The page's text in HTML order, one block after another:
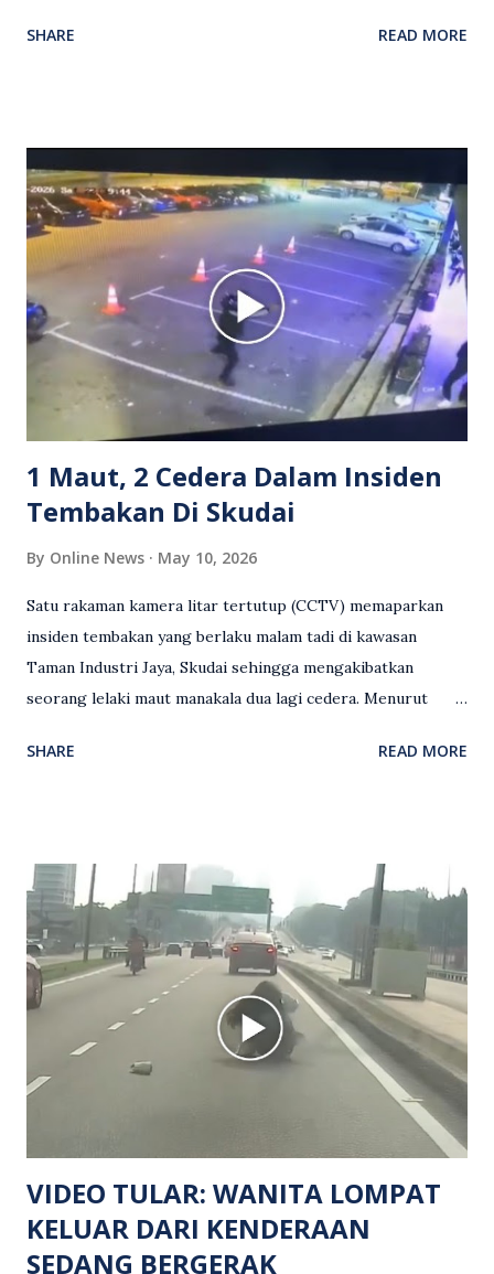
antara seorang lelaki warga asing dengan pemandu Grab
Grab bertindak mempertahankan wanita terbabit sebelum
berlaku pertikaman lidah antara kedua-dua pihak. Video
berkenaan kini tular di media sosial dan mendapat pelbagai
reaksi orang ramai. Antara komen orang awam yang tular di
media sosial mengenai insiden tersebut ialah ramai yang
meluahkan rasa marah terhadap tindakan lelaki berkenaan
serta memuji pemandu Grab kerana campur tangan.
Sebahagian netizen turut meminta pihak berkuasa
mengambil tindakan tegas, manakala ada yang bersimpati
terhadap wanita dipercayai menjadi mangs...
SHARE READ MORE
1 Maut, 2 Cedera Dalam Insiden
Tembakan Di Skudai
By Online News May 10, 2026
Satu rakaman kamera litar tertutup (CCTV) memaparkan
insiden tembakan yang berlaku malam tadi di kawasan
Taman Industri Jaya, Skudai sehingga mengakibatkan
seorang lelaki maut manakala dua lagi cedera. Menurut
kejadian berlaku sekitar jam 11 malam dan pihak polis
hiburan di kawasan berkenaan. Seorang mangsa disahkan
meninggal dunia di lokasi kejadian akibat terkena tembakan,
manakala seorang lagi mangsa mengalami kecederaan.
Turut dipercayai terdapat seorang lagi individu cedera
namun identitinya masih belum dikenal pasti selepas dibawa
keluar dari lokasi oleh kenalannya. Polis kini sedang giat
mengesan dua suspek yang masih bebas bagi membantu
siasatan lanjut. Kes disiasat mengikut Seksyen 302 Kanun
Keseksaan kerana membunuh. Orang ramai yang mempunyai
maklumat diminta t...
SHARE READ MORE
VIDEO TULAR: WANITA LOMPAT
KELUAR DARI KENDERAAN
SEDANG BERGERAK